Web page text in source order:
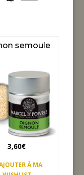
À MA
semoule
3,60€